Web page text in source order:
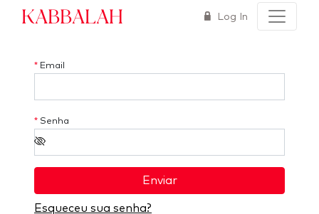
Kabbalah Log In
* Email
* Senha
Enviar
Esqueceu sua senha?